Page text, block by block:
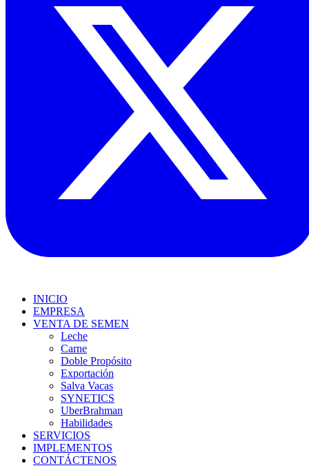
INICIO
EMPRESA
VENTA DE SEMEN
Leche
Carne
Doble Propósito
Exportación
Salva Vacas
SYNETICS
UberBrahman
Habilidades
SERVICIOS
IMPLEMENTOS
CONTÁCTENOS